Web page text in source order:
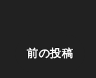
前の投稿